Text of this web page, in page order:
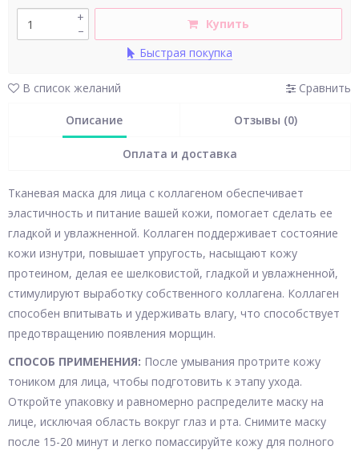
–
+
Купить
Быстрая покупка
В список желаний Сравнить
Описание Отзывы (0)
Оплата и доставка
Тканевая маска для лица с коллагеном обеспечивает
эластичность и питание вашей кожи, помогает сделать ее
гладкой и увлажненной. Коллаген поддерживает состояние
кожи изнутри, повышает упругость, насыщают кожу
протеином, делая ее шелковистой, гладкой и увлажненной,
стимулируют выработку собственного коллагена. Коллаген
способен впитывать и удерживать влагу, что способствует
предотвращению появления морщин.
СПОСОБ ПРИМЕНЕНИЯ: После умывания протрите кожу
тоником для лица, чтобы подготовить к этапу ухода.
Откройте упаковку и равномерно распределите маску на
лице, исключая область вокруг глаз и рта. Снимите маску
после 15-20 минут и легко помассируйте кожу для полного